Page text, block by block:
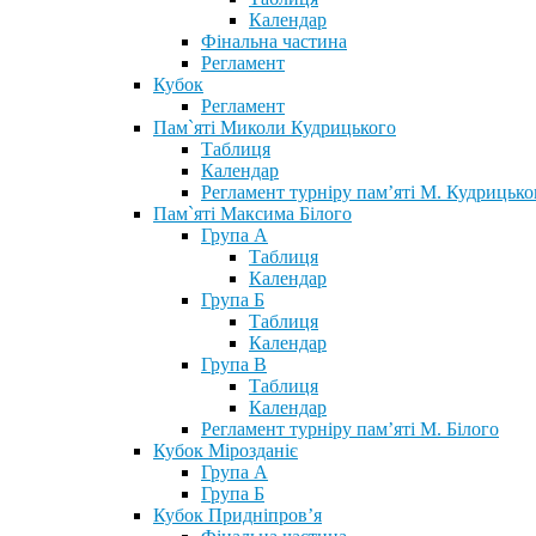
Календар
Фінальна частина
Регламент
Кубок
Регламент
Пам`яті Миколи Кудрицького
Таблиця
Календар
Регламент турніру пам’яті М.
Пам`яті Максима Білого
Група А
Таблиця
Календар
Група Б
Таблиця
Календар
Група В
Таблиця
Календар
Регламент турніру пам’яті М. Білого
Кубок Мірозданіє
Група А
Група Б
Кубок Придніпров’я